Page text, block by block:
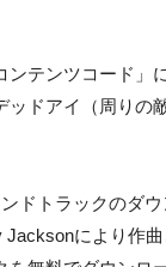
ンテンツコード」
ッドアイ（周りの
ドトラックのダ
Jacksonにより作